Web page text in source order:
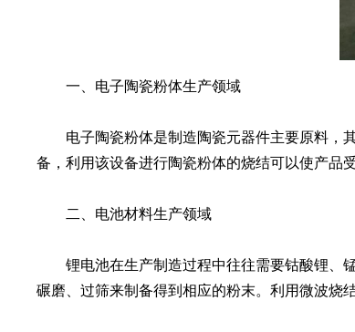
一、电子陶瓷粉体生产领域
电子陶瓷粉体是制造陶瓷元器件主要原料，其
备，利用该设备进行陶瓷粉体的烧结可以使产品
二、电池材料生产领域
锂电池在生产制造过程中往往需要钴酸锂、锰
碾磨、过筛来制备得到相应的粉末。利用微波烧